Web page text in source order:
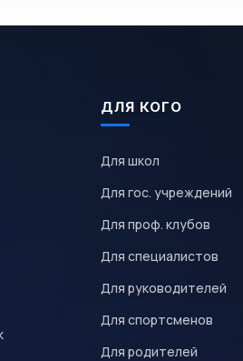
ДЛЯ КОГО
Для школ
Для гос. учреждений
Для проф. клубов
Для специалистов
Для руководителей
Для спортсменов
Для родителей